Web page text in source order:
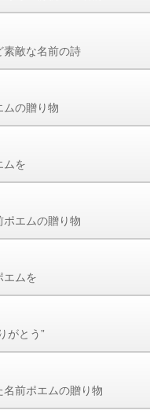
素敵な名前の詩
ムの贈り物
ムを
ポエムの贈り物
エムを
がとう”
前ポエムの贈り物